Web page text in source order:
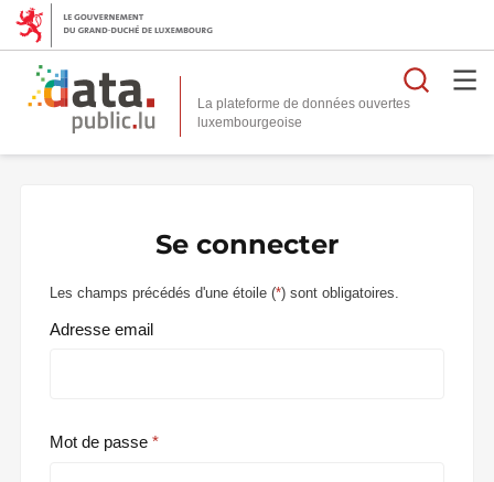
La plateforme de données ouvertes
Se connecter
Les champs précédés d'une étoile (*) sont obligatoires.
Adresse email
Mot de passe